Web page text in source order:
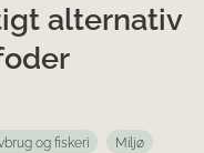
alternativ
og fiskeri
Miljø